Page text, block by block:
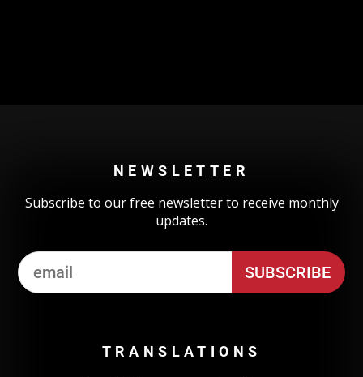
NEWSLETTER
Subscribe to our free newsletter to receive monthly
updates.
TRANSLATIONS